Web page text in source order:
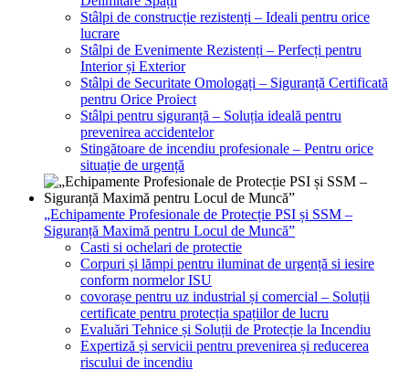
Stâlpi de construcție rezistenți – Ideali pentru orice
lucrare
Stâlpi de Evenimente Rezistenți – Perfecți pentru
Interior și Exterior
Stâlpi de Securitate Omologați – Siguranță Certificată
pentru Orice Proiect
Stâlpi pentru siguranță – Soluția ideală pentru
prevenirea accidentelor
Stingătoare de incendiu profesionale – Pentru orice
situație de urgență
„Echipamente Profesionale de Protecție PSI și SSM –
Siguranță Maximă pentru Locul de Muncă”
Casti si ochelari de protectie
Corpuri și lămpi pentru iluminat de urgență si iesire
conform normelor ISU
covorașe pentru uz industrial și comercial – Soluții
certificate pentru protecția spațiilor de lucru
Evaluări Tehnice și Soluții de Protecție la Incendiu
Expertiză și servicii pentru prevenirea și reducerea
riscului de incendiu